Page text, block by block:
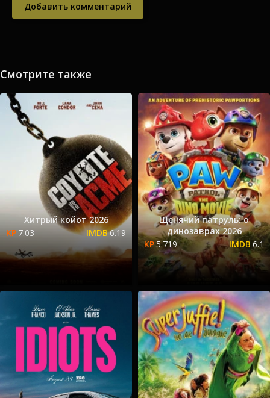
Добавить комментарий
Смотрите также
Хитрый койот 2026
7.03
6.19
Щенячий патруль: о
динозаврах 2026
5.719
6.1